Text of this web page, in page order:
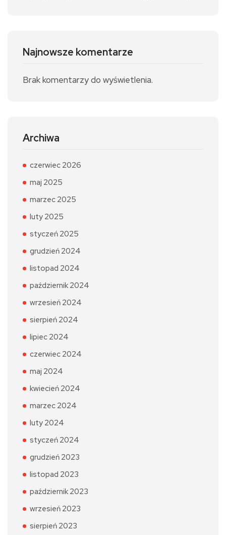
Najnowsze komentarze
Brak komentarzy do wyświetlenia.
Archiwa
czerwiec 2026
maj 2025
marzec 2025
luty 2025
styczeń 2025
grudzień 2024
listopad 2024
październik 2024
wrzesień 2024
sierpień 2024
lipiec 2024
czerwiec 2024
maj 2024
kwiecień 2024
marzec 2024
luty 2024
styczeń 2024
grudzień 2023
listopad 2023
październik 2023
wrzesień 2023
sierpień 2023